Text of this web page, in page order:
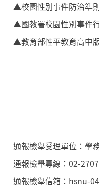
▲校園性別事件防治準
▲國教署校園性別事件
▲教育部性平教育高中
通報檢舉受理單位：學
通報檢舉專線：02-
通報檢舉信箱：hsnu-